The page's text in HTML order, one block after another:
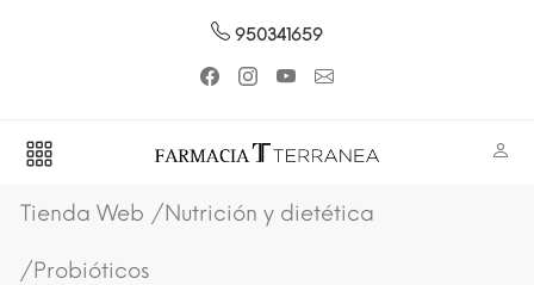
950341659
Tienda Web Nutrición y dietética
Probióticos